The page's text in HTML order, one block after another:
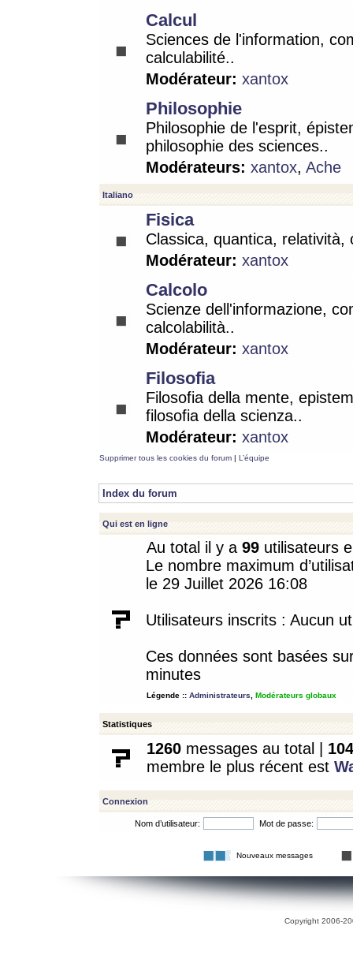
Calcul
Sciences de l'information,
calculabilité..
Modérateur: xantox
Philosophie
Philosophie de l'esprit,
philosophie des sciences..
Modérateurs: xantox, Ache
Italiano
Fisica
Classica, quantica, relatività,
Modérateur: xantox
Calcolo
Scienze dell'informazione,
calcolabilità..
Modérateur: xantox
Filosofia
Filosofia della mente,
filosofia della scienza..
Modérateur: xantox
Supprimer tous les cookies du forum | L’équipe
Index du forum
Qui est en ligne
Au total il y a 99 utilisateurs
Le nombre maximum
le 29 Juillet 2026 16:08
Utilisateurs inscrits : Aucun
Ces données sont basées
minutes
Légende :: Administrateurs Modérateurs globaux
Statistiques
1260 messages au total | 104
membre le plus récent est
Connexion
Nom d’utilisateur: Mot de passe:
Nouveaux messages
Copyright 2006-